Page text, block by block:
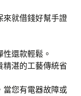
來就借錢好幫手證
還款輕鬆。
精湛的工藝傳統省
當您有電器故障或